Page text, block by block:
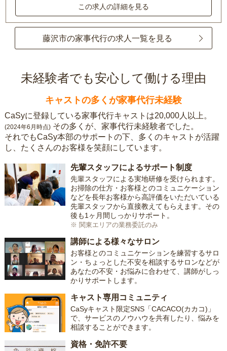
この求人の詳細を見る
藤沢市の家事代行の求人一覧を見る
未経験者でも安心して働ける理由
キャストの多くが家事代行未経験
CaSyに登録している家事代行キャストは20,000人以上。
(2024年6月時点) その多くが、家事代行未経験者でした。
それでもCaSy本部のサポートの下、多くのキャストが活躍
し、たくさんのお客様を笑顔にしています。
先輩スタッフによるサポート制度
先輩スタッフによる実地研修を受けられます。
お掃除の仕方・お客様とのコミュニケーション
などを長年お客様から高評価をいただいている
先輩スタッフから直接教えてもらえます。その
後も1ヶ月間しっかりサポート。
※ 関東エリアの業務委託のみ
講師による様々なサロン
お客様とのコミュニケーションを練習するサロ
ン・ちょっとした不安を相談するサロンなどが
あなたの不安・お悩みに合わせて、講師がしっ
かりサポートします。
キャスト専用コミュニティ
CaSyキャスト限定SNS「CACACO(カカコ)」
で、サービスのノウハウを共有したり、悩みを
相談することができます。
資格・免許不要